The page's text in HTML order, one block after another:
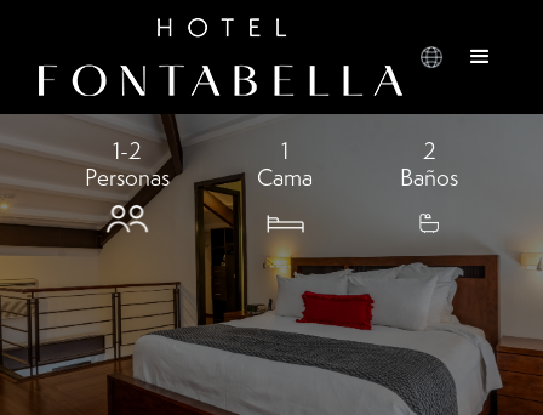
LOFT
Elegantes y amplias suite tipo Loftcon diseño
de doble altura
1-2
Personas
1
Cama
2
Baños